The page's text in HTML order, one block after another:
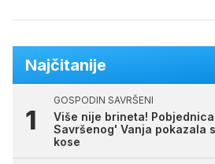
Najčitanije
GOSPODIN SAVRŠENI
Više nije brineta!
Savršenog' Vanja pokazala
kose